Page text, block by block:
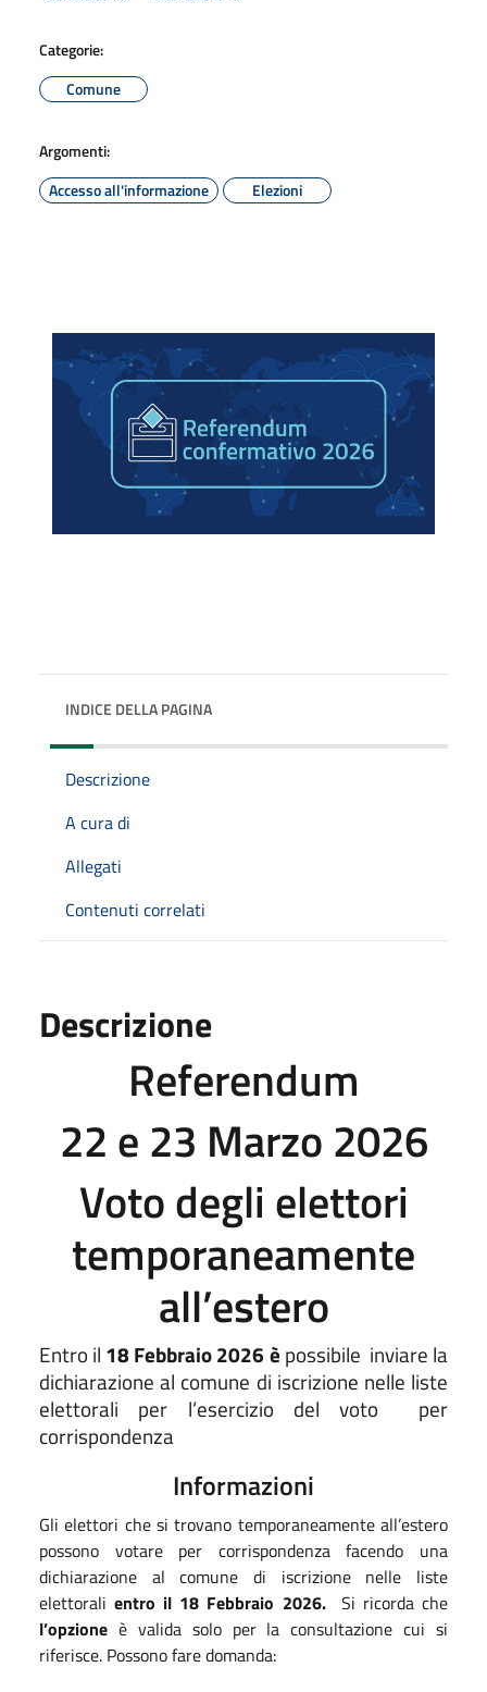
Categorie:
Comune
Argomenti:
Accesso all'informazione
Elezioni
INDICE DELLA PAGINA
Descrizione
A cura di
Allegati
Contenuti correlati
Descrizione
Referendum
22 e 23 Marzo 2026
Voto degli elettori
temporaneamente
all’estero
Entro il 18 Febbraio2026 è possibile inviare la
dichiarazione al comune di iscrizione nelle liste
elettorali per l’esercizio del voto
per
corrispondenza
Informazioni
Gli elettori che si trovano temporaneamente all’estero
possono votare per corrispondenza facendo una
dichiarazione al comune di iscrizione nelle liste
elettoralientro il 18 Febbraio 2026.Si ricorda che
l’opzione è valida solo per la consultazione cui si
riferisce. Possono fare domanda: